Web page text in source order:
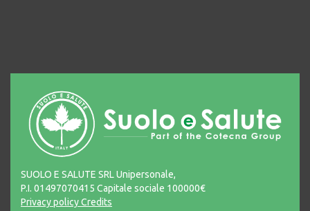
SUOLO E SALUTE SRL Unipersonale,
P.I. 01497070415 Capitale sociale 100000€
Privacy policyCredits